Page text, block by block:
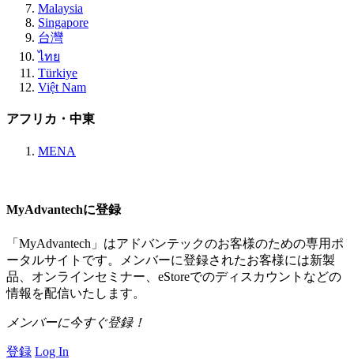
Malaysia
Singapore
台灣
ไทย
Türkiye
Việt Nam
アフリカ・中東
MENA
MyAdvantechに登録
「MyAdvantech」はアドバンテックのお客様のための専用ポ
ータルサイトです。メンバーに登録されたお客様には新製
品、オンラインセミナー、eStoreでのディスカウントなどの
情報を配信いたします。
メンバーに今すぐ登録！
登録 Log In